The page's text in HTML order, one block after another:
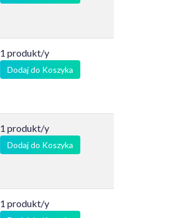
1 produkt/y
Dodaj do Koszyka
1 produkt/y
Dodaj do Koszyka
1 produkt/y